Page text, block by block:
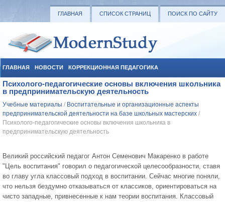
ГЛАВНАЯ СПИСОК СТРАНИЦ ПОИСК ПО САЙТУ
ГЛАВНАЯ НОВОСТИ КОРРЕКЦИОННАЯ ПЕДАГОГИКА
СОЦИАЛЬНАЯ ПЕДАГОГИКА УЧЕБНЫЕ МАТЕРИАЛЫ
Психолого-педагогические основы включения школьника
в предпринимательскую деятельность
Учебные материалы / Воспитательные и организационные аспекты
предпринимательской деятельности на базе школьных мастерских /
Психолого-педагогические основы включения школьника в
предпринимательскую деятельность
Великий российский педагог Антон Семенович Макаренко в работе
"Цель воспитания" говорил о педагогической целесообразности, ставя
во главу угла классовый подход в воспитании. Сейчас многие поняли,
что нельзя бездумно отказываться от классиков, ориентироваться на
чисто западные, привнесенные к нам теории воспитания. Классовый